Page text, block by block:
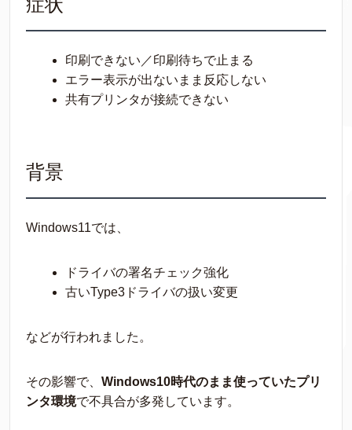
症状
印刷できない／印刷待ちで止まる
エラー表示が出ないまま反応しない
共有プリンタが接続できない
背景
Windows11では、
ドライバの署名チェック強化
古いType3ドライバの扱い変更
などが行われました。
その影響で、 Windows10時代のまま使っていたプリ
ンタ環境で不具合が多発しています。